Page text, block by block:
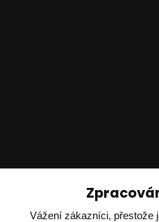
Ing. Adam Dvořák
Vážení zákazníci, přestože